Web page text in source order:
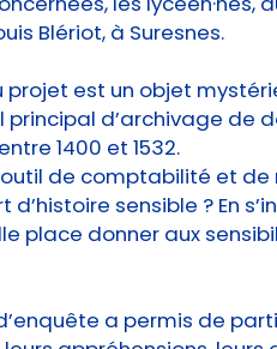
Blériot, à Suresnes.
est un objet
d’archivage de
1400 et 1532.
de comptabilité et de
sensible ? En
place donner aux
a permis de